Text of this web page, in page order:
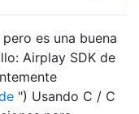
es una buena
Airplay SDK de
") Usando C / C